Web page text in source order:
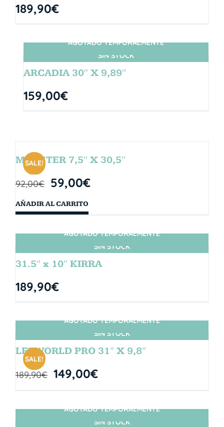
189,90€
SIN STOCK
AGOTADO TEMPORALMENTE
ARCADIA 30″ X 9,89″
159,00€
SALE!
MONSTER 7,5″ X 30,5″
92,00€ 59,00€
AÑADIR AL CARRITO
SIN STOCK
AGOTADO TEMPORALMENTE
31.5″ x 10″ KIRRA
189,90€
SIN STOCK
SALE!
AGOTADO TEMPORALMENTE
LETWORLD PRO 31″ X 9,8″
189,90€ 149,00€
SIN STOCK
AGOTADO TEMPORALMENTE